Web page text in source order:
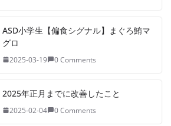
ASD小学生【偏食シグナル】まぐろ鮪マ
グロ
2025-03-19 0 Comments
2025年正月までに改善したこと
2025-02-04 0 Comments